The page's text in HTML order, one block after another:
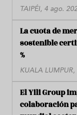
TAIPÉI, 4 ago.
La cuota de
sostenible
%
KUALA
El Yili Group
colaboración